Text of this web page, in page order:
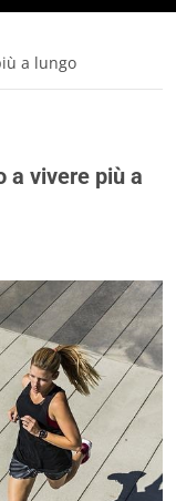
a lungo
a vivere più a